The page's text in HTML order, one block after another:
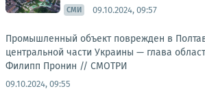
СМИ 09.10.2024, 09:57
Промышленный объект поврежден в
центральной части Украины — глава
Филипп Пронин // СМОТРИ
09.10.2024, 09:55